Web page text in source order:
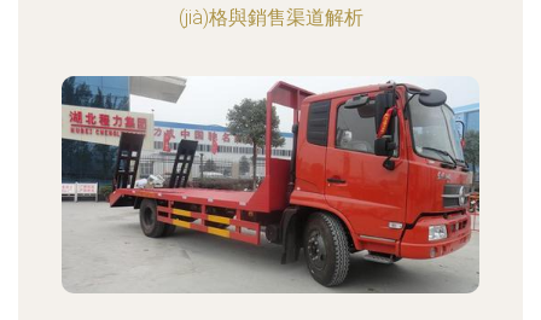
(jià)格與銷售渠道解析